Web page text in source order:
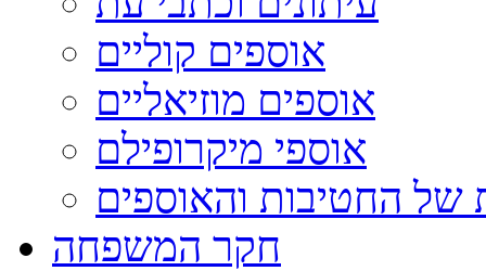
אוספים קוליים
אוספים מוזיאליים
אוספי מיקרופילם
של החטיבות והאוספים
חקר המשפחה